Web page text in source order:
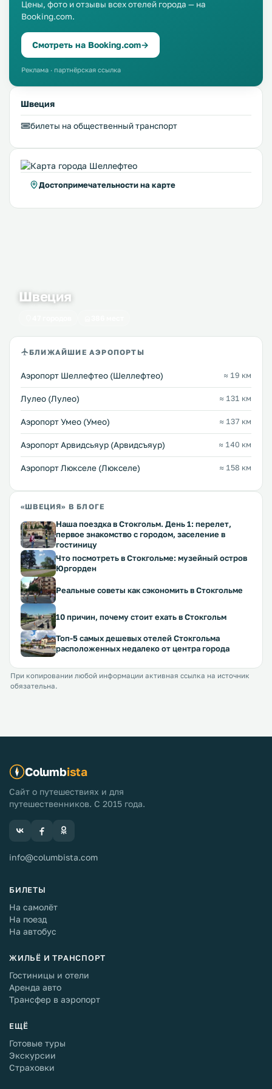
Цены, фото и отзывы всех отелей города — на
Booking.com.
Смотреть на Booking.com→
Реклама · партнёрская ссылка
Швеция
билеты на общественный транспорт
Достопримечательности на карте
Швеция
БЛИЖАЙШИЕ АЭРОПОРТЫ
Аэропорт Шеллефтео (Шеллефтео) ≈ 19 км
Лулео (Лулео) ≈ 131 км
Аэропорт Умео (Умео) ≈ 137 км
Аэропорт Арвидсьяур (Арвидсъяур) ≈ 140 км
Аэропорт Люкселе (Люкселе) ≈ 158 км
«ШВЕЦИЯ» В БЛОГЕ
Наша поездка в Стокгольм. День 1: перелет,
первое знакомство с городом, заселение в
гостиницу
Что посмотреть в Стокгольме: музейный остров
Юргорден
Реальные советы как сэкономить в Стокгольме
10 причин, почему стоит ехать в Стокгольм
Топ-5 самых дешевых отелей Стокгольма
расположенных недалеко от центра города
При копировании любой информации активная ссылка на источник
обязательна.
Columbista
Сайт о путешествиях и для
путешественников. С 2015 года.
info@columbista.com
БИЛЕТЫ
На самолёт
На поезд
На автобус
ЖИЛЬЁ И ТРАНСПОРТ
Гостиницы и отели
Аренда авто
Трансфер в аэропорт
ЕЩЁ
Готовые туры
Экскурсии
Страховки